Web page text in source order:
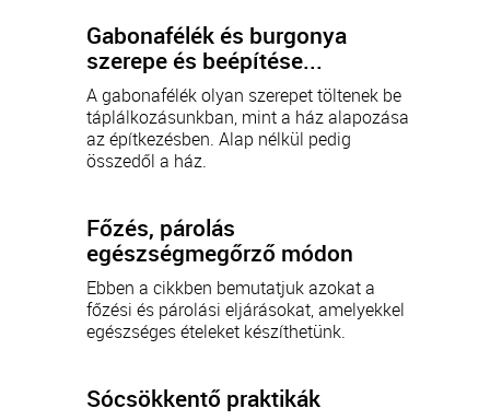
Gabonafélék és burgonya
szerepe és beépítése...
A gabonafélék olyan szerepet töltenek be
táplálkozásunkban, mint a ház alapozása
az építkezésben. Alap nélkül pedig
összedől a ház.
Főzés, párolás
egészségmegőrző módon
Ebben a cikkben bemutatjuk azokat a
főzési és párolási eljárásokat, amelyekkel
egészséges ételeket készíthetünk.
Sócsökkentő praktikák